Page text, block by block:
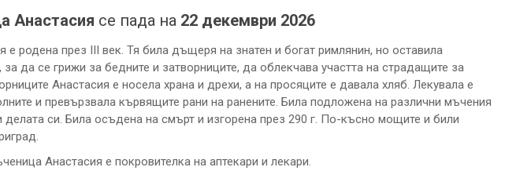
Анастасия се пада на 22 декември 2026
е родена през III век. Тя била дъщеря на знатен и богат римлянин, но оставила
за да се грижи за бедните и затворниците, да облекчава участта на страдащите за
Анастасия е носела храна и дрехи, а на просяците е давала хляб. Лекувала е
и превързвала кървящите рани на ранените. Била подложена на различни мъчения
делата си. Била осъдена на смърт и изгорена през 290 г. По-късно мощите и били
Анастасия е покровителка на аптекари и лекари.